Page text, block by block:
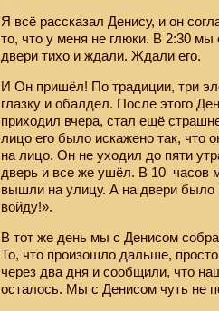
Я всё рассказал Денису, и он
то, что у меня не глюки. В 2:30
двери тихо и ждали. Ждали его.
И Он пришёл! По традиции, три
глазку и обалдел. После этого
приходил вчера, стал ещё
лицо его было искажено так, что
на лицо. Он не уходил до пяти
дверь и все же ушёл. В 10 часов
вышли на улицу. А на двери было
войду!».
В тот же день мы с Денисом
То, что произошло дальше,
через два дня и сообщили, что
осталось. Мы с Денисом чуть не